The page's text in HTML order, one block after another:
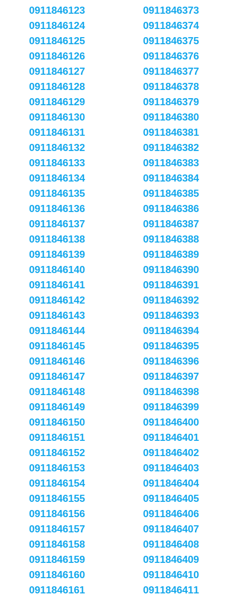
0911846123
0911846124
0911846125
0911846126
0911846127
0911846128
0911846129
0911846130
0911846131
0911846132
0911846133
0911846134
0911846135
0911846136
0911846137
0911846138
0911846139
0911846140
0911846141
0911846142
0911846143
0911846144
0911846145
0911846146
0911846147
0911846148
0911846149
0911846150
0911846151
0911846152
0911846153
0911846154
0911846155
0911846156
0911846157
0911846158
0911846159
0911846160
0911846161
0911846373
0911846374
0911846375
0911846376
0911846377
0911846378
0911846379
0911846380
0911846381
0911846382
0911846383
0911846384
0911846385
0911846386
0911846387
0911846388
0911846389
0911846390
0911846391
0911846392
0911846393
0911846394
0911846395
0911846396
0911846397
0911846398
0911846399
0911846400
0911846401
0911846402
0911846403
0911846404
0911846405
0911846406
0911846407
0911846408
0911846409
0911846410
0911846411